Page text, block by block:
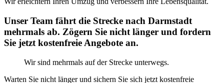
Unser Team fährt die Strecke nach Darmstadt
mehrmals ab. Zögern Sie nicht länger und fordern
Sie jetzt kostenfreie Angebote an.
Wir sind mehrmals auf der Strecke unterwegs.
Warten Sie nicht länger und sichern Sie sich jetzt kostenfreie